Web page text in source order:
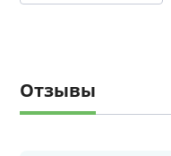
Отзывы